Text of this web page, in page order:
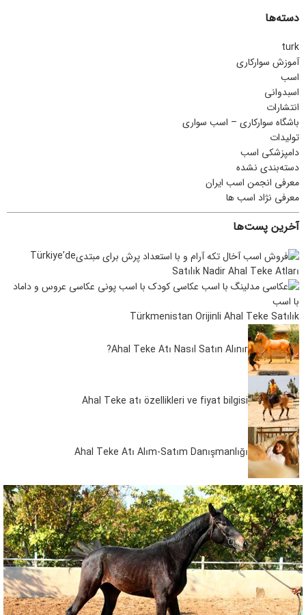
دسته‌ها
turk
آموزش سوارکاری
اسب
اسبدوانی
انتشارات
باشگاه سوارکاری – اسب سواری
تولیدات
دامپزشکی اسب
دسته‌بندی نشده
معرفی انجمن اسب ایران
معرفی نژاد اسب ها
آخرین پست‌ها
Türkiye’de
Satılık Nadir Ahal Teke Atları
Türkmenistan Orijinli Ahal Teke Satılık
Ahal Teke Atı Nasıl Satın Alınır?
Ahal Teke atı özellikleri ve fiyat bilgisi
Ahal Teke Atı Alım-Satım Danışmanlığı